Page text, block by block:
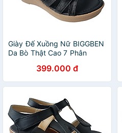
Giày Đế Xuồng Nữ BIGGBEN
Da Bò Thật Cao 7 Phân
399.000 đ